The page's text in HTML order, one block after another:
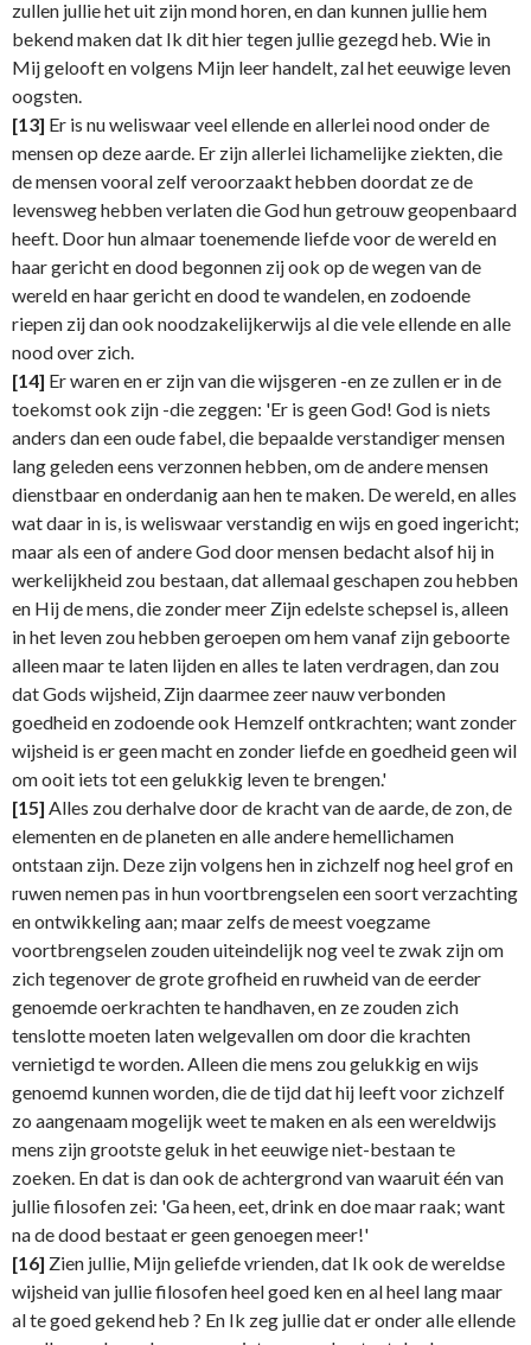
zullen jullie het uit zijn mond horen, en dan kunnen jullie hem
bekend maken dat Ik dit hier tegen jullie gezegd heb. Wie in
Mij gelooft en volgens Mijn leer handelt, zal het eeuwige leven
oogsten.
[13] Er is nu weliswaar veel ellende en allerlei nood onder de
mensen op deze aarde. Er zijn allerlei lichamelijke ziekten, die
de mensen vooral zelf veroorzaakt hebben doordat ze de
levensweg hebben verlaten die God hun getrouw geopenbaard
heeft. Door hun almaar toenemende liefde voor de wereld en
haar gericht en dood begonnen zij ook op de wegen van de
wereld en haar gericht en dood te wandelen, en zodoende
riepen zij dan ook noodzakelijkerwijs al die vele ellende en alle
nood over zich.
[14] Er waren en er zijn van die wijsgeren -en ze zullen er in de
toekomst ook zijn -die zeggen: 'Er is geen God! God is niets
anders dan een oude fabel, die bepaalde verstandiger mensen
lang geleden eens verzonnen hebben, om de andere mensen
dienstbaar en onderdanig aan hen te maken. De wereld, en alles
wat daar in is, is weliswaar verstandig en wijs en goed ingericht;
maar als een of andere God door mensen bedacht alsof hij in
werkelijkheid zou bestaan, dat allemaal geschapen zou hebben
en Hij de mens, die zonder meer Zijn edelste schepsel is, alleen
in het leven zou hebben geroepen om hem vanaf zijn geboorte
alleen maar te laten lijden en alles te laten verdragen, dan zou
dat Gods wijsheid, Zijn daarmee zeer nauw verbonden
goedheid en zodoende ook Hemzelf ontkrachten; want zonder
wijsheid is er geen macht en zonder liefde en goedheid geen wil
om ooit iets tot een gelukkig leven te brengen.'
[15] Alles zou derhalve door de kracht van de aarde, de zon, de
elementen en de planeten en alle andere hemellichamen
ontstaan zijn. Deze zijn volgens hen in zichzelf nog heel grof en
ruwen nemen pas in hun voortbrengselen een soort verzachting
en ontwikkeling aan; maar zelfs de meest voegzame
voortbrengselen zouden uiteindelijk nog veel te zwak zijn om
zich tegenover de grote grofheid en ruwheid van de eerder
genoemde oerkrachten te handhaven, en ze zouden zich
tenslotte moeten laten welgevallen om door die krachten
vernietigd te worden. Alleen die mens zou gelukkig en wijs
genoemd kunnen worden, die de tijd dat hij leeft voor zichzelf
zo aangenaam mogelijk weet te maken en als een wereldwijs
mens zijn grootste geluk in het eeuwige niet-bestaan te
zoeken. En dat is dan ook de achtergrond van waaruit één van
jullie filosofen zei: 'Ga heen, eet, drink en doe maar raak; want
na de dood bestaat er geen genoegen meer!'
[16] Zien jullie, Mijn geliefde vrienden, dat Ik ook de wereldse
wijsheid van jullie filosofen heel goed ken en al heel lang maar
al te goed gekend heb ? En Ik zeg jullie dat er onder alle ellende